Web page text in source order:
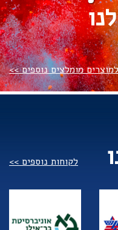
למוצרים מומלצים נוספים >>
לקוחות נוספים >>